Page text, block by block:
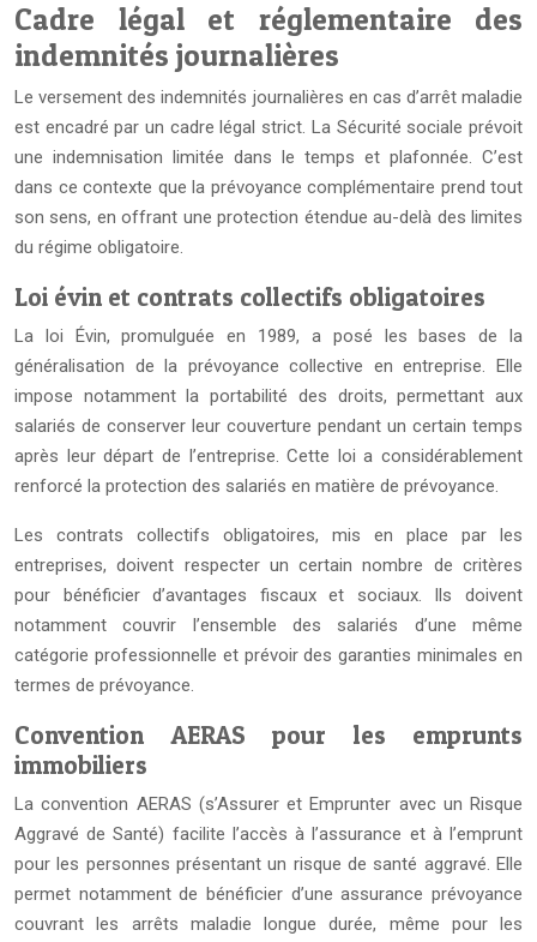
Cadre légal et réglementaire des
indemnités journalières
Le versement des indemnités journalières en cas d’arrêt maladie
est encadré par un cadre légal strict. La Sécurité sociale prévoit
une indemnisation limitée dans le temps et plafonnée. C’est
dans ce contexte que la prévoyance complémentaire prend tout
son sens, en offrant une protection étendue au-delà des limites
du régime obligatoire.
Loi évin et contrats collectifs obligatoires
La loi Évin, promulguée en 1989, a posé les bases de la
généralisation de la prévoyance collective en entreprise. Elle
impose notamment la portabilité des droits, permettant aux
salariés de conserver leur couverture pendant un certain temps
après leur départ de l’entreprise. Cette loi a considérablement
renforcé la protection des salariés en matière de prévoyance.
Les contrats collectifs obligatoires, mis en place par les
entreprises, doivent respecter un certain nombre de critères
pour bénéficier d’avantages fiscaux et sociaux. Ils doivent
notamment couvrir l’ensemble des salariés d’une même
catégorie professionnelle et prévoir des garanties minimales en
termes de prévoyance.
Convention AERAS pour les emprunts
immobiliers
La convention AERAS (s’Assurer et Emprunter avec un Risque
Aggravé de Santé) facilite l’accès à l’assurance et à l’emprunt
pour les personnes présentant un risque de santé aggravé. Elle
permet notamment de bénéficier d’une assurance prévoyance
couvrant les arrêts maladie longue durée, même pour les